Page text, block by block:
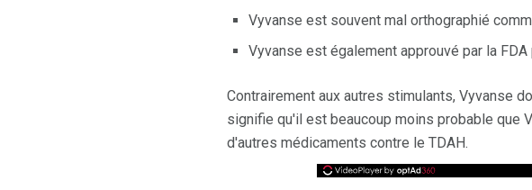
Vyvanse est souvent mal orthographié
Vyvanse est également approuvé par la
Contrairement aux autres stimulants, Vyvanse
signifie qu'il est beaucoup moins probable que
d'autres médicaments contre le TDAH.